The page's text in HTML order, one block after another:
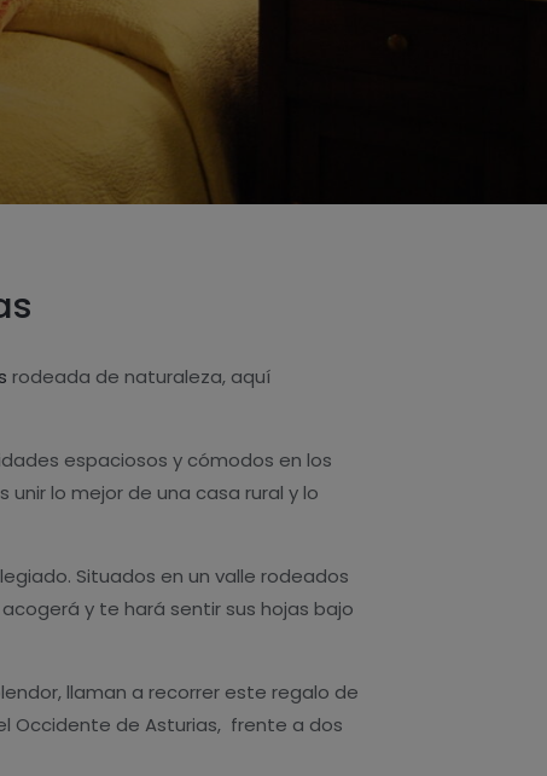
rodeada de naturaleza, aquí
espaciosos y cómodos en los
lo mejor de una casa rural y lo
Situados en un valle rodeados
y te hará sentir sus hojas bajo
llaman a recorrer este regalo de
Occidente de Asturias, frente a dos